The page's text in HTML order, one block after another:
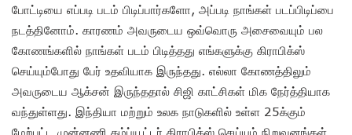
போட்டியை எப்படி படம் பிடிப்பார்களோ, அப்படி நாங்கள் படப்பிடிப்பை
நடத்தினோம். காரணம் அவருடைய ஒவ்வொரு அசைவையும் பல
கோணங்களில் நாங்கள் படம் பிடித்தது எங்களுக்கு கிராபிக்ஸ்
செய்யும்போது பேர் உதவியாக இருந்தது. எல்லா கோணத்திலும்
அவருடைய ஆக்சன் இருந்ததால் சிஜி காட்சிகள் மிக நேர்த்தியாக
வந்துள்ளது. இந்தியா மற்றும் உலக நாடுகளில் உள்ள 25க்கும்
மேற்பட்ட முன்னணி கம்ப்யூட்டர் கிராபிக்ஸ் செய்யும் நிறுவனங்கள்